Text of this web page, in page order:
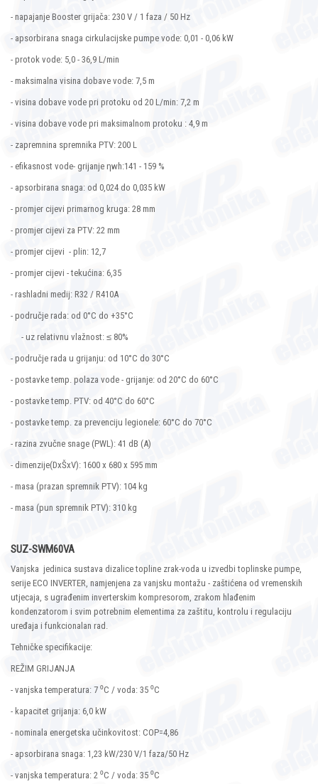
- napajanje Booster grijača: 230 V / 1 faza / 50 Hz
- apsorbirana snaga cirkulacijske pumpe vode: 0,01 - 0,06 kW
- protok vode: 5,0 - 36,9 L/min
- maksimalna visina dobave vode: 7,5 m
- visina dobave vode pri protoku od 20 L/min: 7,2 m
- visina dobave vode pri maksimalnom protoku : 4,9 m
- zapremnina spremnika PTV: 200 L
- efikasnost vode- grijanje ηwh:141 - 159 %
- apsorbirana snaga: od 0,024 do 0,035 kW
- promjer cijevi primarnog kruga: 28 mm
- promjer cijevi za PTV: 22 mm
- promjer cijevi - plin: 12,7
- promjer cijevi - tekućina: 6,35
- rashladni medij: R32 / R410A
- područje rada: od 0°C do +35°C
- uz relativnu vlažnost: ≤ 80%
- područje rada u grijanju: od 10°C do 30°C
- postavke temp. polaza vode - grijanje: od 20°C do 60°C
- postavke temp. PTV: od 40°C do 60°C
- postavke temp. za prevenciju legionele: 60°C do 70°C
- razina zvučne snage (PWL): 41 dB (A)
- dimenzije(DxŠxV): 1600 x 680 x 595 mm
- masa (prazan spremnik PTV): 104 kg
- masa (pun spremnik PTV): 310 kg
SUZ-SWM60VA
Vanjska jedinica sustava dizalice topline zrak-voda u izvedbi toplinske pumpe,
serije ECO INVERTER, namjenjena za vanjsku montažu - zaštićena od vremenskih
utjecaja, s ugrađenim inverterskim kompresorom, zrakom hlađenim
kondenzatorom i svim potrebnim elementima za zaštitu, kontrolu i regulaciju
uređaja i funkcionalan rad.
Tehničke specifikacije:
REŽIM GRIJANJA
- vanjska temperatura: 7 ⁰C / voda: 35 ⁰C
- kapacitet grijanja: 6,0 kW
- nominala energetska učinkovitost: COP=4,86
- apsorbirana snaga: 1,23 kW/230 V/1 faza/50 Hz
- vanjska temperatura: 2 ⁰C / voda: 35 ⁰C